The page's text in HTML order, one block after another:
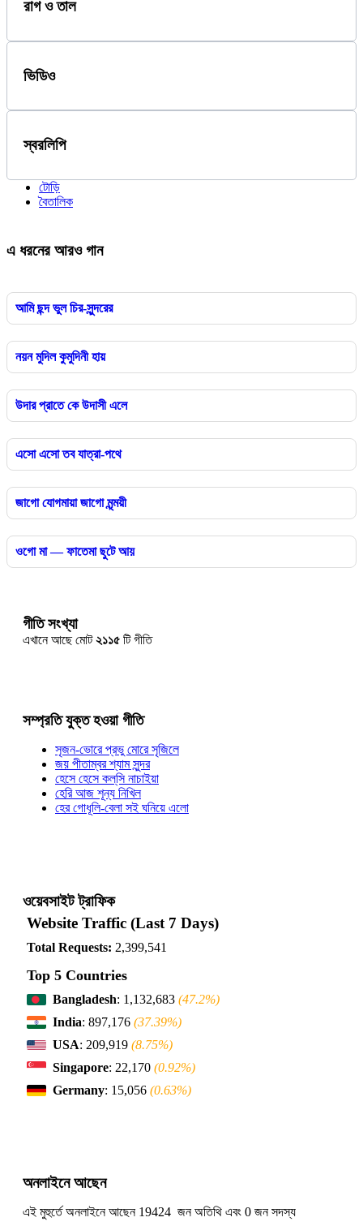
রাগ ও তাল
ভিডিও
স্বরলিপি
টোড়ি
বৈতালিক
এ ধরনের আরও গান
আমি ছন্দ ভুল চির-সুন্দরের
নয়ন মুদিল কুমুদিনী হায়
উদার প্রাতে কে উদাসী এলে
এসো এসো তব যাত্রা-পথে
জাগো যোগমায়া জাগো মৃন্ময়ী
ওগো মা — ফাতেমা ছুটে আয়
গীতি সংখ্যা
এখানে আছে মোট২১১৫ টি গীতি
সম্প্রতি যুক্ত হওয়া গীতি
সৃজন-ভোরে প্রভু মোরে সৃজিলে
জয় পীতাম্বর শ্যাম সুন্দর
হেসে হেসে কল্‌সি নাচাইয়া
হেরি আজ শূন্য নিখিল
হের গোধূলি-বেলা সই ঘনিয়ে এলো
ওয়েবসাইট ট্রাফিক
Website Traffic (Last 7 Days)
Total Requests: 2,399,541
Top 5 Countries
Bangladesh: 1,132,683 (47.2%)
India: 897,176 (37.39%)
USA: 209,919 (8.75%)
Singapore: 22,170 (0.92%)
Germany: 15,056 (0.63%)
অনলাইনে আছেন
এই মুহুর্তে অনলাইনে আছেন 19424 জন অতিথি এবং 0 জন সদস্য